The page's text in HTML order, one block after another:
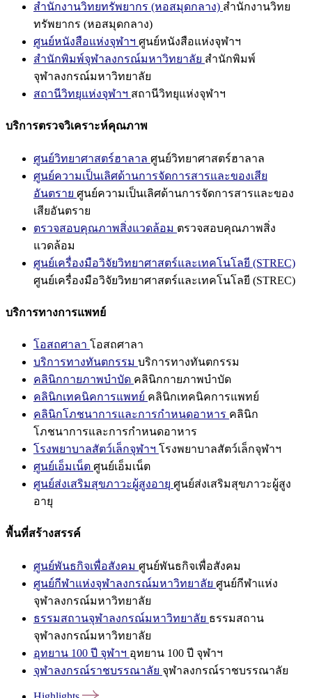
สำนักงานวิทยทรัพยากร (หอสมุดกลาง) สำนักงานวิทย
ทรัพยากร (หอสมุดกลาง)
ศูนย์หนังสือแห่งจุฬาฯ ศูนย์หนังสือแห่งจุฬาฯ
สำนักพิมพ์จุฬาลงกรณ์มหาวิทยาลัย สำนักพิมพ์
จุฬาลงกรณ์มหาวิทยาลัย
สถานีวิทยุแห่งจุฬาฯ สถานีวิทยุแห่งจุฬาฯ
บริการตรวจวิเคราะห์คุณภาพ
ศูนย์วิทยาศาสตร์ฮาลาล ศูนย์วิทยาศาสตร์ฮาลาล
ศูนย์ความเป็นเลิศด้านการจัดการสารและของเสีย
อันตราย ศูนย์ความเป็นเลิศด้านการจัดการสารและของ
เสียอันตราย
ตรวจสอบคุณภาพสิ่งแวดล้อม ตรวจสอบคุณภาพสิ่ง
แวดล้อม
ศูนย์เครื่องมือวิจัยวิทยาศาสตร์และเทคโนโลยี (STREC)
ศูนย์เครื่องมือวิจัยวิทยาศาสตร์และเทคโนโลยี (STREC)
บริการทางการแพทย์
โอสถศาลา โอสถศาลา
บริการทางทันตกรรม บริการทางทันตกรรม
คลินิกกายภาพบำบัด คลินิกกายภาพบำบัด
คลินิกเทคนิคการแพทย์ คลินิกเทคนิคการแพทย์
คลินิกโภชนาการและการกำหนดอาหาร คลินิก
โภชนาการและการกำหนดอาหาร
โรงพยาบาลสัตว์เล็กจุฬาฯ โรงพยาบาลสัตว์เล็กจุฬาฯ
ศูนย์เอ็มเน็ต ศูนย์เอ็มเน็ต
ศูนย์ส่งเสริมสุขภาวะผู้สูงอายุ ศูนย์ส่งเสริมสุขภาวะผู้สูง
อายุ
พื้นที่สร้างสรรค์
ศูนย์พันธกิจเพื่อสังคม ศูนย์พันธกิจเพื่อสังคม
ศูนย์กีฬาแห่งจุฬาลงกรณ์มหาวิทยาลัย ศูนย์กีฬาแห่ง
จุฬาลงกรณ์มหาวิทยาลัย
ธรรมสถานจุฬาลงกรณ์มหาวิทยาลัย ธรรมสถาน
จุฬาลงกรณ์มหาวิทยาลัย
อุทยาน 100 ปี จุฬาฯ อุทยาน 100 ปี จุฬาฯ
จุฬาลงกรณ์ราชบรรณาลัย จุฬาลงกรณ์ราชบรรณาลัย